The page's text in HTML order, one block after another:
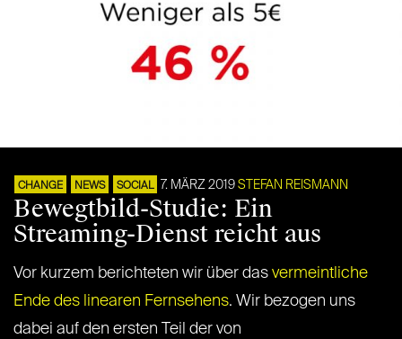
CHANGE NEWS SOCIAL 7. MÄRZ 2019 STEFAN REISMANN
Bewegtbild-Studie: Ein
Streaming-Dienst reicht aus
Vor kurzem berichteten wir über das vermeintliche
Ende des linearen Fernsehens. Wir bezogen uns
dabei auf den ersten Teil der von